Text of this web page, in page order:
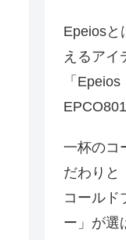
Epeiosと
えるアイ
「
一杯のコ
だわりと
コールド
ー」が選